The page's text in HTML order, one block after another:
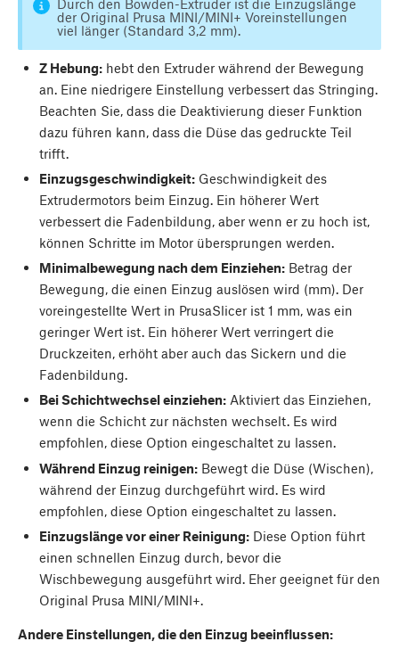
Durch den Bowden-Extruder ist die Einzugslänge
der Original Prusa MINI/MINI+ Voreinstellungen
viel länger (Standard 3,2 mm).
Z Hebung:hebt den Extruder während der Bewegung
an. Eine niedrigere Einstellung verbessert das Stringing.
Beachten Sie, dass die Deaktivierung dieser Funktion
dazu führen kann, dass die Düse das gedruckte Teil
trifft.
Einzugsgeschwindigkeit:Geschwindigkeit des
Extrudermotors beim Einzug. Ein höherer Wert
verbessert die Fadenbildung, aber wenn er zu hoch ist,
können Schritte im Motor übersprungen werden.
Minimalbewegung nach dem Einziehen:Betrag der
Bewegung, die einen Einzug auslösen wird (mm). Der
voreingestellte Wert in PrusaSlicer ist 1 mm, was ein
geringer Wert ist. Ein höherer Wert verringert die
Druckzeiten, erhöht aber auch das Sickern und die
Fadenbildung.
Bei Schichtwechsel einziehen:Aktiviert das Einziehen,
wenn die Schicht zur nächsten wechselt. Es wird
empfohlen, diese Option eingeschaltet zu lassen.
Während Einzug reinigen:Bewegt die Düse (Wischen),
während der Einzug durchgeführt wird. Es wird
empfohlen, diese Option eingeschaltet zu lassen.
Einzugslänge vor einer Reinigung:Diese Option führt
einen schnellen Einzug durch, bevor die
Wischbewegung ausgeführt wird. Eher geeignet für den
Original Prusa MINI/MINI+.
Andere Einstellungen, die den Einzug beeinflussen: